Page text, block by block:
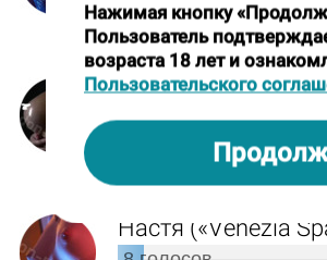
Нажимая кнопку
Пользователь
возраста 18 лет и
Пользовательского
Ева (частная)
9голосов
Настя («Venezia